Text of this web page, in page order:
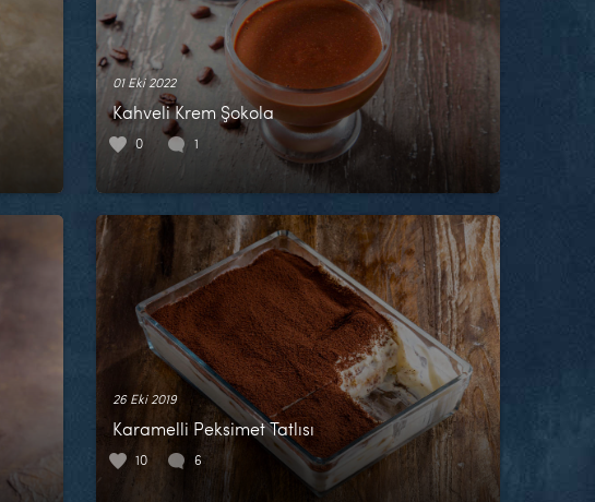
01 Eki 2022
Kahveli Krem Şokola
0 1
26 Eki 2019
Karamelli Peksimet Tatlısı
10 6